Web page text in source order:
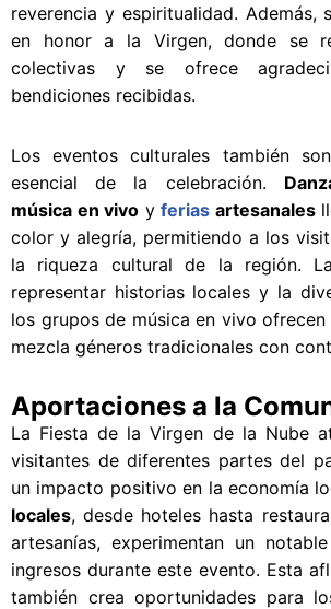
reverencia y espiritualidad. Además,
en honor a la Virgen, donde se
colectivas y se ofrece
bendiciones recibidas.
Los eventos culturales también
esencial de la celebración.
música en vivo yferias artesanales
color y alegría, permitiendo a los
la riqueza cultural de la región.
representar historias locales y la
los grupos de música en vivo
mezcla géneros tradicionales con
Aportaciones a la
La Fiesta de la Virgen de la Nube
visitantes de diferentes partes del
un impacto positivo en la economía
locales, desde hoteles hasta
artesanías, experimentan un
ingresos durante este evento. Esta
también crea oportunidades para